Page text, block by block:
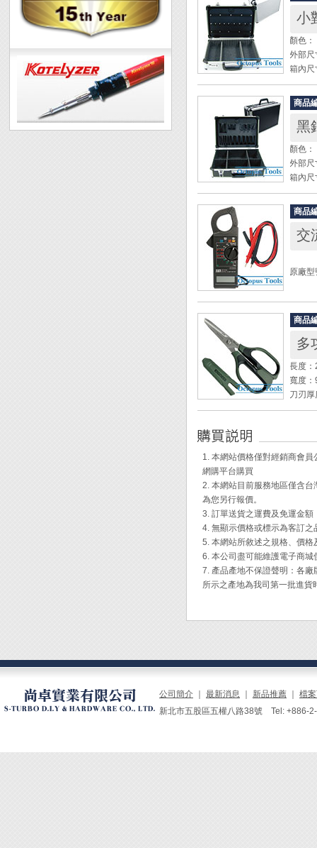
小
顏色：
外部
箱內
配件：
◆ 工具
◆ 下
◆ 四
◆ 密
商品
黑
顏色：
外部
箱內
配件
◆ 內部
◆ 四
* 此處
商品
交
原廠
直流
交流
交流
電阻
頻率
鉤部
導通
◆ 二
◆ 導通
◆ 可
◆ 附件
商品
多
長度
寬度
刀刃
刀刃
重量
◆ 紋形
◆ TPR
◆ 特殊
剪切
1. 同
4. 繩
* 紋形
1. 本網站價格僅對經銷商會
網購平台購買
2. 本網站目前服務地區僅含
為您另行報價。
3. 訂單送貨之運費及免運金
4. 無顯示價格或標示為客訂
5. 本網站所敘述之規格、價
6. 本公司盡可能維護電子商
7. 產品產地不保證聲明：各
所示之產地為我司第一批進
公司簡介 最新消息 新品推薦
檔
新北市五股區五權八路38號 Tel: